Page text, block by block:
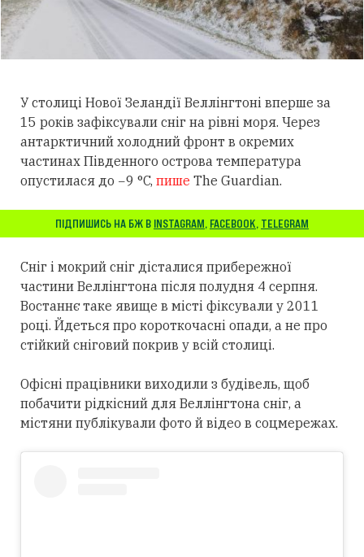
У столиці Нової Зеландії Веллінгтоні вперше за
15 років зафіксували сніг на рівні моря. Через
антарктичний холодний фронт в окремих
частинах Південного острова температура
опустилася до −9 °C, пише The Guardian.
ПІДПИШИСЬ НА БЖ В INSTAGRAM, FACEBOOK, TELEGRAM
Сніг і мокрий сніг дісталися прибережної
частини Веллінгтона після полудня 4 серпня.
Востаннє таке явище в місті фіксували у 2011
році. Йдеться про короткочасні опади, а не про
стійкий сніговий покрив у всій столиці.
Офісні працівники виходили з будівель, щоб
побачити рідкісний для Веллінгтона сніг, а
містяни публікували фото й відео в соцмережах.